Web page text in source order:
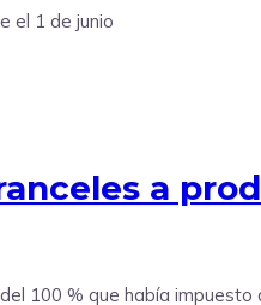
a
100 % que había